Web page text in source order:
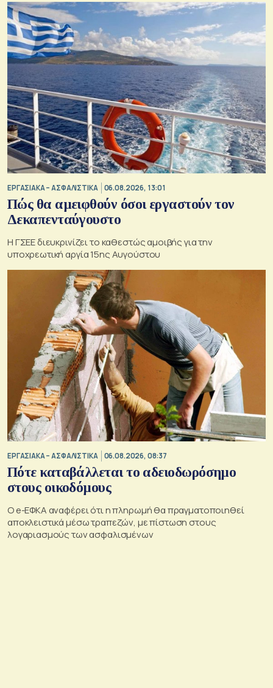
ΕΡΓΑΣΙΑΚΑ – ΑΣΦΑΛΙΣΤΙΚΑ 06.08.2026, 13:01
Πώς θα αμειφθούν όσοι εργαστούν τον
Δεκαπενταύγουστο
Η ΓΣΕΕ διευκρινίζει το καθεστώς αμοιβής για την
υποχρεωτική αργία 15ης Αυγούστου
ΕΡΓΑΣΙΑΚΑ – ΑΣΦΑΛΙΣΤΙΚΑ 06.08.2026, 08:37
Πότε καταβάλλεται το αδειοδωρόσημο
στους οικοδόμους
O e-ΕΦΚΑ αναφέρει ότι η πληρωμή θα πραγματοποιηθεί
αποκλειστικά μέσω τραπεζών, με πίστωση στους
λογαριασμούς των ασφαλισμένων